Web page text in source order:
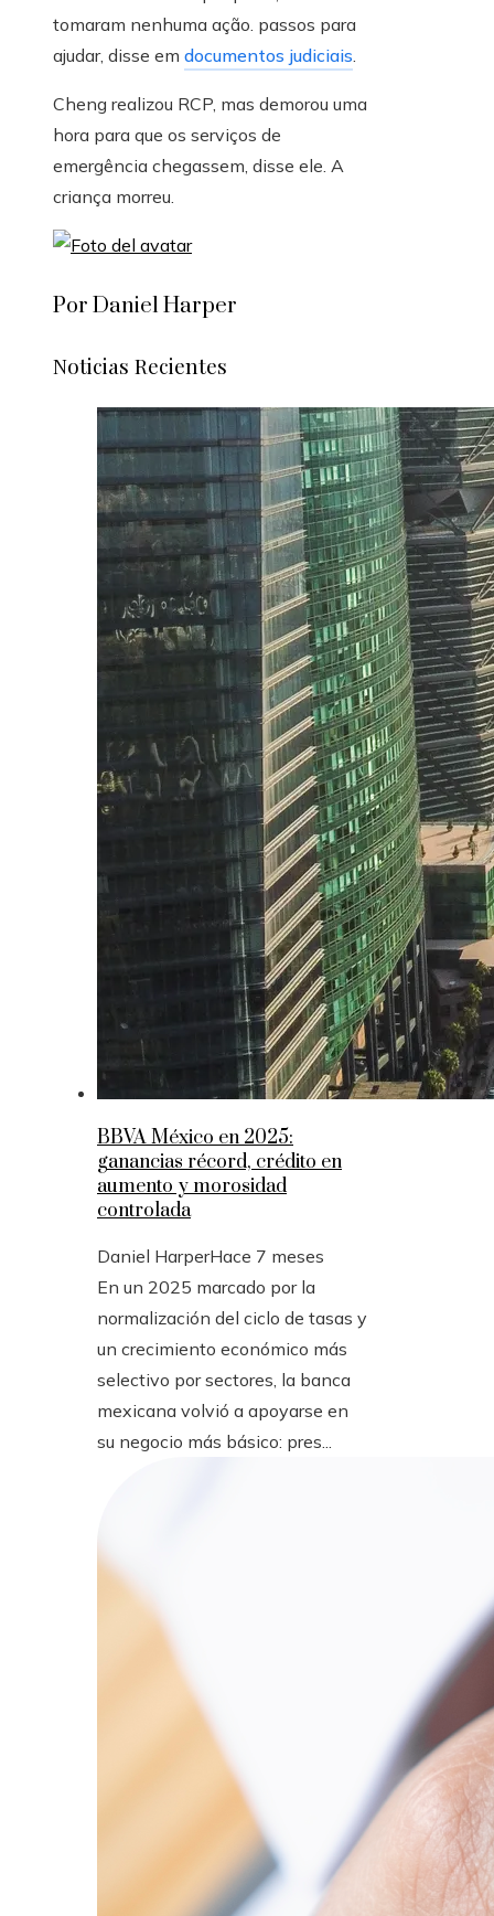
tomaram nenhuma ação. passos para
ajudar, disse em documentos judiciais.
Cheng realizou RCP, mas demorou uma
hora para que os serviços de
emergência chegassem, disse ele. A
criança morreu.
Por Daniel Harper
Noticias Recientes
BBVA México en 2025:
ganancias récord, crédito en
aumento y morosidad
controlada
Daniel HarperHace 7 meses
En un 2025 marcado por la
normalización del ciclo de tasas y
un crecimiento económico más
selectivo por sectores, la banca
mexicana volvió a apoyarse en
su negocio más básico: pres...